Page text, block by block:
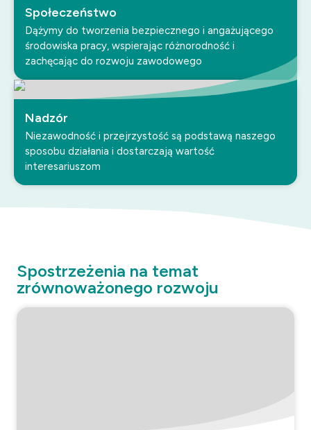
Społeczeństwo
Dążymy do tworzenia bezpiecznego i angażującego
środowiska pracy, wspierając różnorodność i
zachęcając do rozwoju zawodowego
Nadzór
Niezawodność i przejrzystość są podstawą naszego
sposobu działania i dostarczają wartość
interesariuszom
Spostrzeżenia na temat
zrównoważonego rozwoju